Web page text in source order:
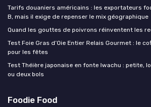
Tarifs douaniers américains : les exportateurs
B, mais il exige de repenser le mix géographique
Quand les gouttes de poivrons réinventent les
Test Foie Gras d’Oie Entier Relais Gourmet : le
pour les fêtes
Test Théière japonaise en fonte Iwachu : petite,
ou deux bols
Foodie Food